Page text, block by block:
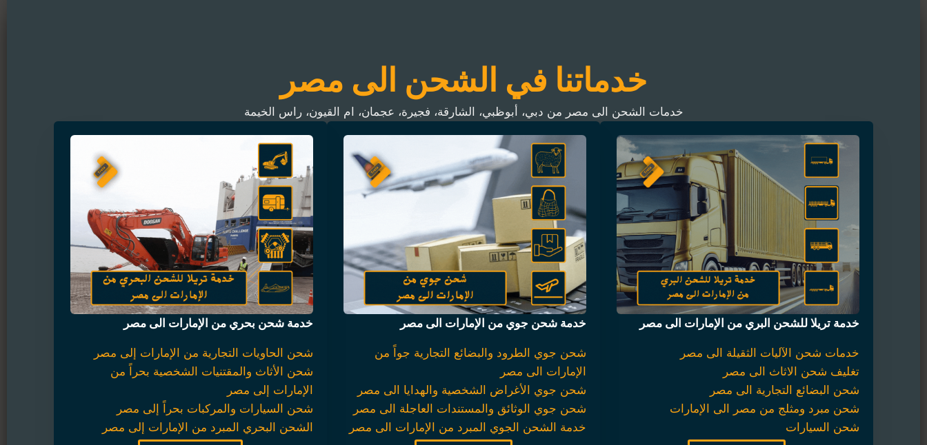
خدماتنا في الشحن الى مصر
خدمات الشحن الى مصر من دبي، أبوظبي، الشارقة، فجيرة، عجمان، ام القيون، راس الخيمة
خدمة تريلا للشحن البري من الإمارات الى مصر
خدمات شحن الآليات الثقيلة الى مصر
تغليف شحن الاثاث الى مصر
شحن البضائع التجارية الى مصر
شحن مبرد ومثلج من مصر الى الإمارات
شحن السيارات
خدمة شحن جوي من الإمارات الى مصر
شحن جوي الطرود والبضائع التجارية جواً من
الإمارات الى مصر
شحن جوي الأغراض الشخصية والهدايا الى مصر
شحن جوي الوثائق والمستندات العاجلة الى مصر
خدمة الشحن الجوي المبرد من الإمارات الى مصر
خدمة شحن بحري من الإمارات الى مصر
شحن الحاويات التجارية من الإمارات إلى مصر
شحن الأثاث والمقتنيات الشخصية بحراً من
الإمارات إلى مصر
شحن السيارات والمركبات بحراً إلى مصر
الشحن البحري المبرد من الإمارات إلى مصر